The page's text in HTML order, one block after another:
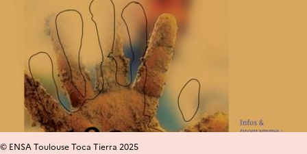
© ENSA Toulouse Toca Tierra 2025